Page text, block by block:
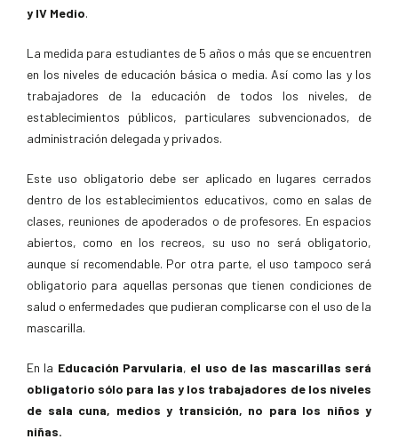
y IV Medio.
La medida para estudiantes de 5 años o más que se encuentren
en los niveles de educación básica o media. Así como las y los
trabajadores de la educación de todos los niveles, de
establecimientos públicos, particulares subvencionados, de
administración delegada y privados.
Este uso obligatorio debe ser aplicado en lugares cerrados
dentro de los establecimientos educativos, como en salas de
clases, reuniones de apoderados o de profesores. En espacios
abiertos, como en los recreos, su uso no será obligatorio,
aunque sí recomendable. Por otra parte, el uso tampoco será
obligatorio para aquellas personas que tienen condiciones de
salud o enfermedades que pudieran complicarse con el uso de la
mascarilla.
En la Educación Parvularia, el uso de las mascarillas será
obligatorio sólo para las y los trabajadores de los niveles
de sala cuna, medios y transición, no para los niños y
niñas.